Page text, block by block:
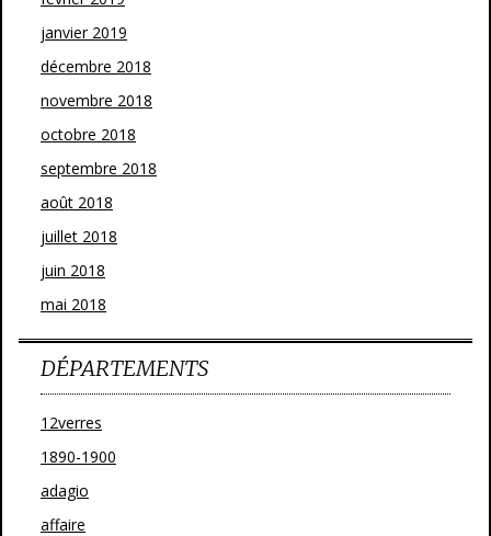
janvier 2019
décembre 2018
novembre 2018
octobre 2018
septembre 2018
août 2018
juillet 2018
juin 2018
mai 2018
DÉPARTEMENTS
12verres
1890-1900
adagio
affaire